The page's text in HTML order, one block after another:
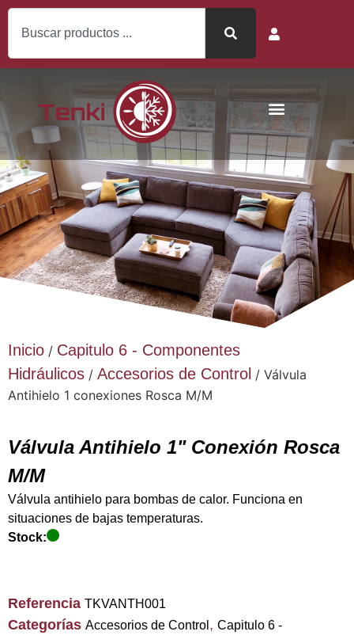
Inicio / Capitulo 6 - Componentes
Hidráulicos / Accesorios de Control / Válvula
Antihielo 1 conexiones Rosca M/M
Válvula Antihielo 1" Conexión Rosca
M/M
Válvula antihielo para bombas de calor. Funciona en
situaciones de bajas temperaturas.
Stock:
Referencia TKVANTH001
Categorías Accesorios de Control , Capitulo 6 -